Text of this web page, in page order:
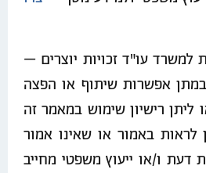
למשרד עו"ד זכויות יוצרים –
אפשרות שיתוף או הפצה
ליתן רישיון שימוש במאמר זה
לראות באמור או שאינו אמור
ו/או ייעוץ משפטי מחייב